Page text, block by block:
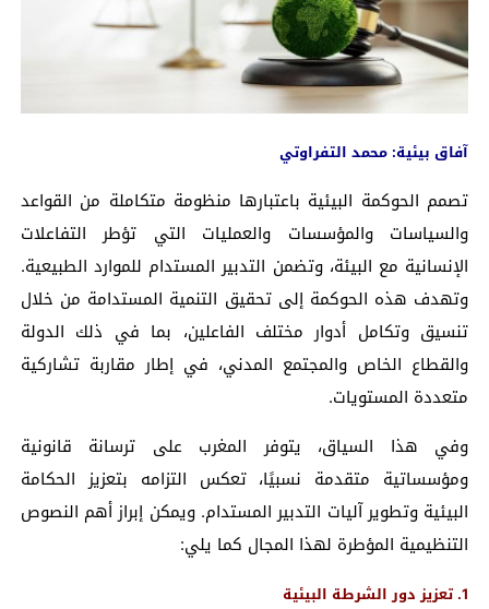
آفاق بيئية: محمد التفراوتي
تصمم الحوكمة البيئية باعتبارها منظومة متكاملة من القواعد
والسياسات والمؤسسات والعمليات التي تؤطر التفاعلات
الإنسانية مع البيئة، وتضمن التدبير المستدام للموارد الطبيعية.
وتهدف هذه الحوكمة إلى تحقيق التنمية المستدامة من خلال
تنسيق وتكامل أدوار مختلف الفاعلين، بما في ذلك الدولة
والقطاع الخاص والمجتمع المدني، في إطار مقاربة تشاركية
متعددة المستويات.
وفي هذا السياق، يتوفر المغرب على ترسانة قانونية
ومؤسساتية متقدمة نسبيًا، تعكس التزامه بتعزيز الحكامة
البيئية وتطوير آليات التدبير المستدام. ويمكن إبراز أهم النصوص
التنظيمية المؤطرة لهذا المجال كما يلي:
1. تعزيز دور الشرطة البيئية